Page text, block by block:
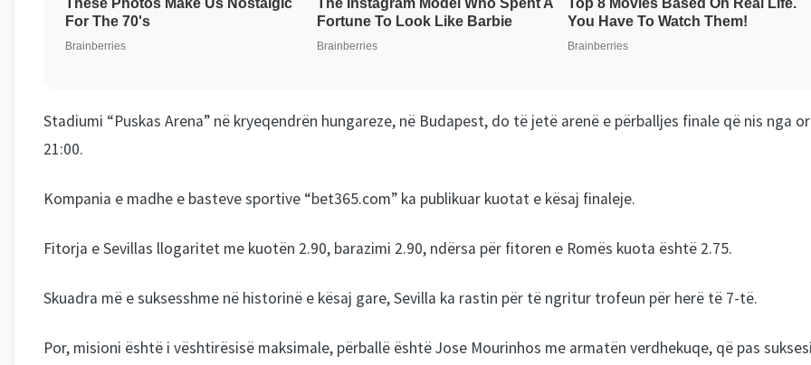
Stadiumi “Puskas Arena” në kryeqendrën hungareze, në Budapest, do të jetë arenë e përballjes finale që nis nga
21:00.
Kompania e madhe e basteve sportive “bet365.com” ka publikuar kuotat e kësaj finaleje.
Fitorja e Sevillas llogaritet me kuotën 2.90, barazimi 2.90, ndërsa për fitoren e Romës kuota është 2.75.
Skuadra më e suksesshme në historinë e kësaj gare, Sevilla ka rastin për të ngritur trofeun për herë të 7-të.
Por, misioni është i vështirësisë maksimale, përballë është Jose Mourinhos me armatën verdhekuqe, që pas